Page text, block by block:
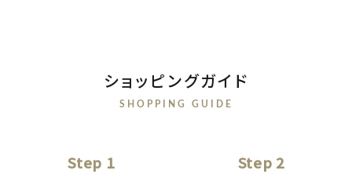
ショッピングガイド
SHOPPING GUIDE
Step 1 Step 2